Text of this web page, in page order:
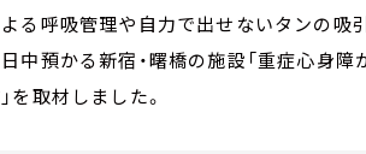
る呼吸管理や自力で出せないタンの吸
中預かる新宿・曙橋の施設「重症心身
取材しました。